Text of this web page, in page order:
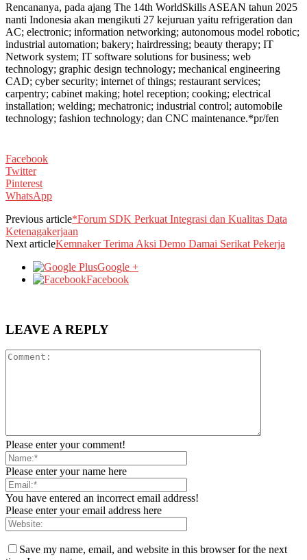
Rencananya, pada ajang The 14th WorldSkills ASEAN tahun 2025
nanti Indonesia akan mengikuti 27 kejuruan yaitu refrigeration dan
AC; electronic; information networking; autonomous model robotic;
industrial automation; bakery; hairdressing; beauty therapy; IT
Network system; IT software solutions for business; web
technology; graphic design technology; mechanical engineering
CAD; cyber security; internet of things; restaurant services;
carpentry; cabinet making; hotel reception; cooking; electrical
installation; welding; mechatronic; industrial control; automobile
technology; fashion technology; dan CNC maintenance.*pr/fen
Facebook
Twitter
Pinterest
WhatsApp
Previous article*Forum SDK Perkuat Integrasi dan Kualitas Data
Ketenagakerjaan
Next articleKemnaker Terima Aksi Demo Damai Serikat Pekerja
Google +
Facebook
LEAVE A REPLY
Please enter your comment!
Please enter your name here
You have entered an incorrect email address!
Please enter your email address here
Save my name, email, and website in this browser for the next